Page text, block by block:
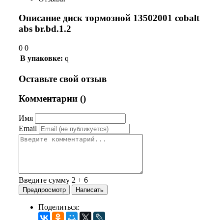
Описание диск тормозной 13502001 cobalt
abs br.bd.1.2
0 0
В упаковке: q
Оставьте свой отзыв
Комментарии ()
Имя
Email
Введите сумму 2 + 6
Поделиться: